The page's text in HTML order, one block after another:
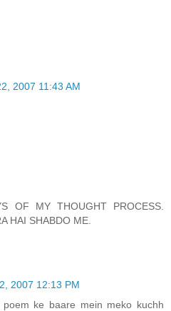
2007 11:43 AM
OF MY THOUGHT PROCESS.
HAI SHABDO ME.
2007 12:13 PM
ke baare mein meko kuchh